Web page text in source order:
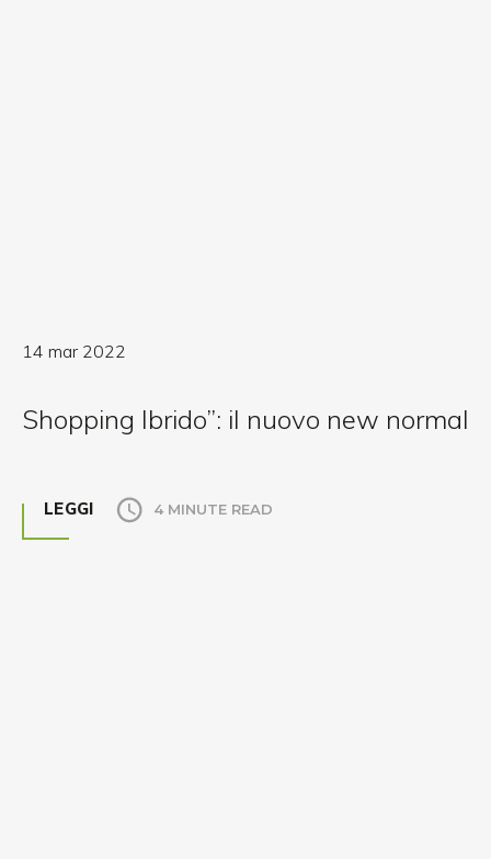
14 mar 2022
Shopping Ibrido”: il nuovo new normal
LEGGI 4 MINUTE READ